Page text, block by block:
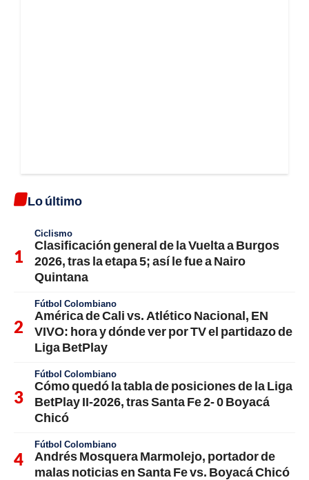
Lo último
Ciclismo
Clasificación general de la Vuelta a Burgos
2026, tras la etapa 5; así le fue a Nairo
Quintana
Fútbol Colombiano
América de Cali vs. Atlético Nacional, EN
VIVO: hora y dónde ver por TV el partidazo de
Liga BetPlay
Fútbol Colombiano
Cómo quedó la tabla de posiciones de la Liga
BetPlay II-2026, tras Santa Fe 2- 0 Boyacá
Chicó
Fútbol Colombiano
Andrés Mosquera Marmolejo, portador de
malas noticias en Santa Fe vs. Boyacá Chicó